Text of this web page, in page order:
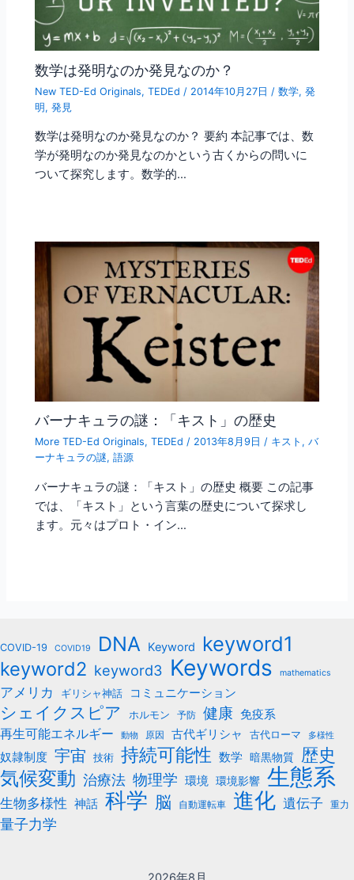
数学は発明なのか発見なのか？
New TED-Ed Originals,TEDEd / 2014年10月27日 /数学,発
明,発見
数学は発明なのか発見なのか？ 要約 本記事では、数
学が発明なのか発見なのかという古くからの問いに
ついて探究します。数学的…
バーナキュラの謎：「キスト」の歴史
More TED-Ed Originals,TEDEd / 2013年8月9日/ キスト ,バ
ーナキュラの謎,語源
バーナキュラの謎：「キスト」の歴史 概要 この記事
では、「キスト」という言葉の歴史について探求し
ます。元々はプロト・イン…
COVID-19 COVID19 DNA Keyword keyword1
keyword2 keyword3 Keywords mathematics
アメリカ ギリシャ神話 コミュニケーション
シェイクスピア ホルモン 予防 健康 免疫系
再生可能エネルギー
動物 原因 古代ギリシャ 古代ローマ 多様性
奴隷制度 宇宙 技術 持続可能性 数学 暗黒物質 歴史
気候変動 治療法 物理学 環境 環境影響 生態系
生物多様性 神話 科学 脳 自動運転車 進化 遺伝子 重力
量子力学